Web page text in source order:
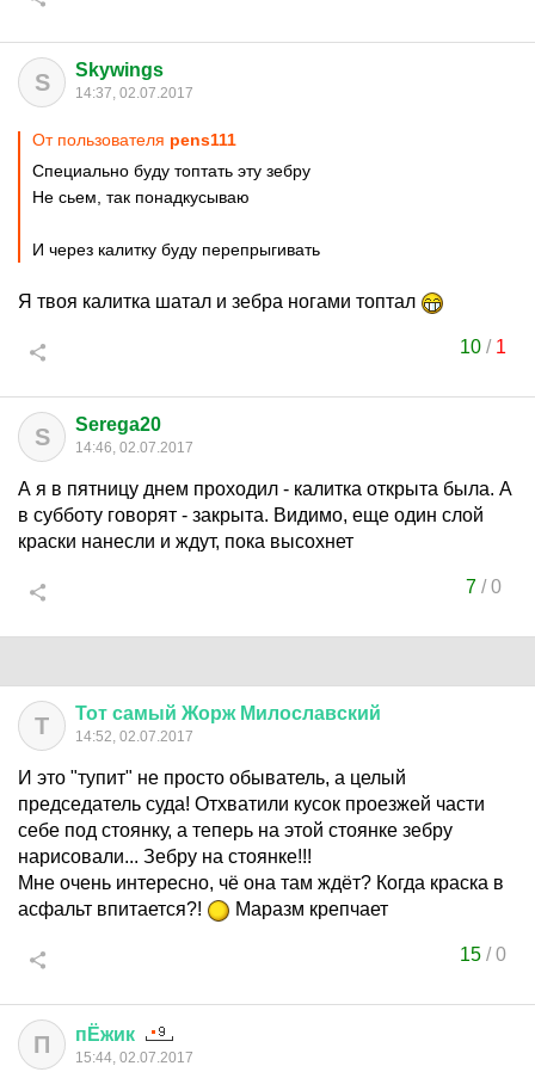
S Skywings
14:37, 02.07.2017
От пользователя pens111
Специально буду топтать эту зебру
Не сьем, так понадкусываю
И через калитку буду перепрыгивать
Я твоя калитка шатал и зебра ногами топтал
10 / 1
S Serega20
14:46, 02.07.2017
А я в пятницу днем проходил - калитка открыта была. А
в субботу говорят - закрыта. Видимо, еще один слой
краски нанесли и ждут, пока высохнет
7/0
Т Тот самый Жорж Милославский
14:52, 02.07.2017
И это "тупит" не просто обыватель, а целый
председатель суда! Отхватили кусок проезжей части
себе под стоянку, а теперь на этой стоянке зебру
нарисовали... Зебру на стоянке!!!
Мне очень интересно, чё она там ждёт? Когда краска в
асфальт впитается?!
Маразм крепчает
15 /0
П пЁжик
15:44, 02.07.2017